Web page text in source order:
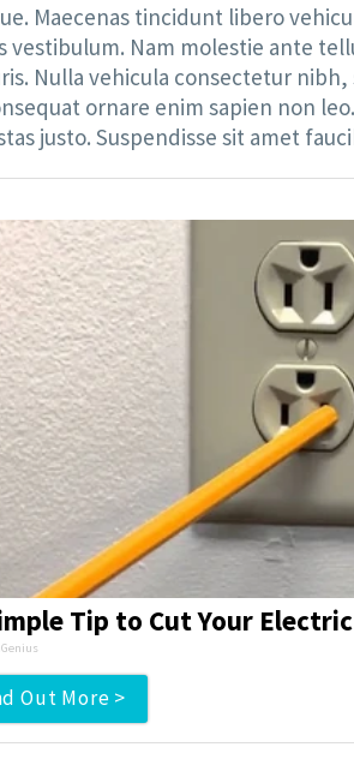
Maecenas tincidunt libero
Nam molestie ante
Nulla vehicula consectetur
ornare enim sapien non
justo. Suspendisse sit amet
Tip to Cut Your
Out More >